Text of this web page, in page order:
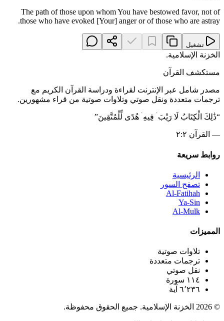
The path of those upon whom You have bestowed favor, not of
those who have evoked [Your] anger or of those who are astray.
تشغيل
الخزنة الإسلامية.
مستكشف القرآن
مصدر شامل عبر الإنترنت لقراءة ودراسة القرآن الكريم مع
ترجمات متعددة ونقل صوتي وتلاوات صوتية من قراء مشهورين.
“ذَٰلِكَ الْكِتَابُ لَا رَيْبَ ۛ فِيهِ ۛ هُدًى لِّلْمُتَّقِينَ”
— القرآن ٢:٢
روابط سريعة
الرئيسية
تصفح السور
Al-Fatihah
Ya-Sin
Al-Mulk
المميزات
تلاوات صوتية
ترجمات متعددة
نقل صوتي
١١٤ سورة
٦٬٢٣٦ آية
© 2026 الخزنة الإسلامية. جميع الحقوق محفوظة.